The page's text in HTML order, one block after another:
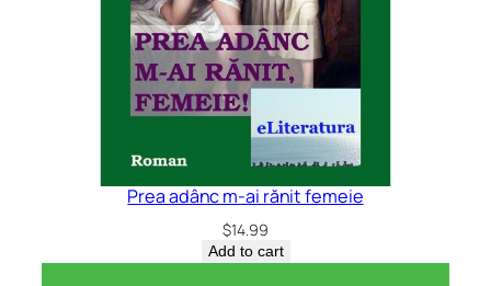
Prea adânc m-ai rănit femeie
$14.99
Add to cart